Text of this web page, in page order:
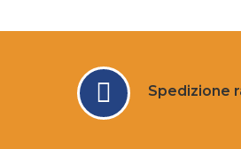
Spedizione